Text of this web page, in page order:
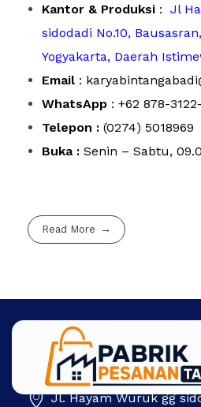
Kantor & Produksi: Jl
sidodadi No.10,
Yogyakarta, Daerah
Email:
WhatsApp : +62 878-
Telepon : (0274) 5018969
Buka :Senin – Sabtu,
Read More
Jl. Hayam Wuruk gg